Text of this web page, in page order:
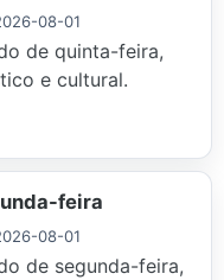
08-01
de quinta-feira,
e cultural.
feira
08-01
de segunda-feira,